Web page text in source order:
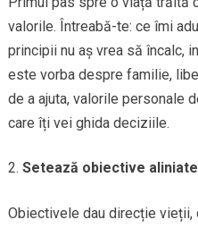
valorile. Întreabă-te: ce îmi
principii nu aș vrea să încalc,
este vorba despre familie,
de a ajuta, valorile personale
care îți vei ghida deciziile.
Setează obiective
Obiectivele dau direcție vieții,